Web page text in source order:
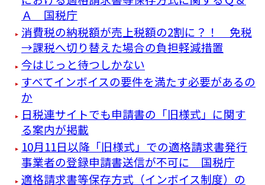
Ａ 国税庁
消費税の納税額が売上税額の2割に？！ 免税
→課税へ切り替えた場合の負担軽減措置
今はじっと待つしかない
すべてインボイスの要件を満たす必要があるの
か
日税連サイトでも申請書の「旧様式」に関す
る案内が掲載
10月11日以降「旧様式」での適格請求書発行
事業者の登録申請書送信が不可に 国税庁
適格請求書等保存方式（インボイス制度）の